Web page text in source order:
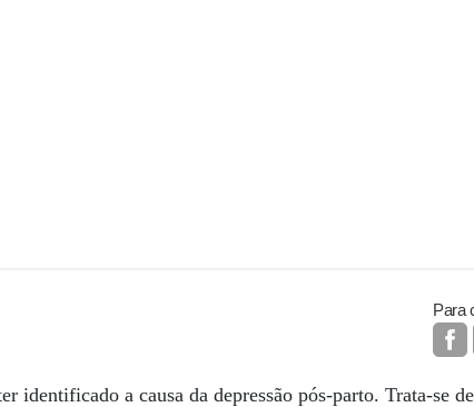
Para
identificado a causa da depressão pós-parto. Trata-se